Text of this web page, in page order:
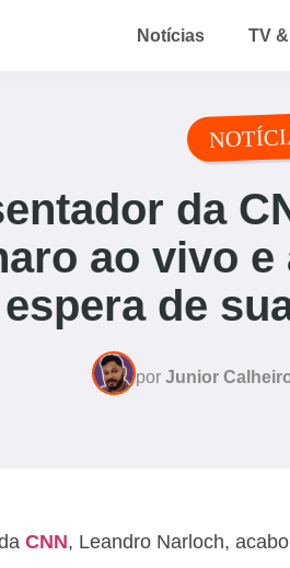
Notícias TV
da
ao vivo e
espera de
por Junior
CNN, Leandro Narloch,